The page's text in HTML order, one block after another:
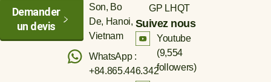
Demander
un devis
Son, Bo
De, Hanoi,
Vietnam
WhatsApp :
+84.865.446.342
GP LHQT
Suivez nous
Youtube
(9,554
followers)